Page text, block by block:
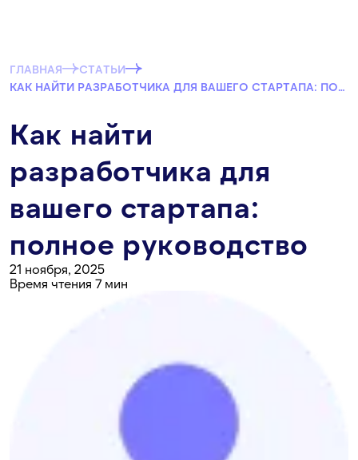
ГЛАВНАЯ
СТАТЬИ
КАК НАЙТИ РАЗРАБОТЧИКА ДЛЯ ВАШЕГО СТАРТАПА: ПОЛНОЕ РУКОВОДСТВО
Как найти
разработчика для
вашего стартапа:
полное руководство
21 ноября, 2025
Время чтения 7 мин